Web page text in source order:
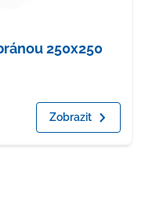
250x250
Zobrazit